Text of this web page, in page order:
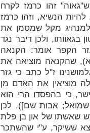
זהו כרמז לקרח
הנשיא, וזהו כרמז
מקל שמסמן את
ולכן דיבר נגד
הקפר אומר: הקנאה
שהקנאה מוציאה את
ז"ל כתב כי גזר
מוציאין את האדם מן
כי בהפסדו הרי הוא
אבות שם]), לכן
שאשתו של און בן פלת
ששיקר, ע"י שהשתכר